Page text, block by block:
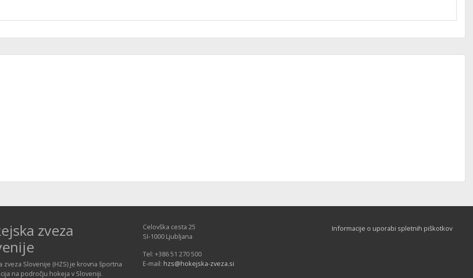
zveza
zveza Slovenije (HZS) je krovna športna
na področju hokeja v Sloveniji.
Celovška cesta 25
SI-1000 Ljubljana
Tel: +386 51 270 500
E-mail: hzs@hokejska-zveza.si
Informacije o uporabi spletnih piškotkov